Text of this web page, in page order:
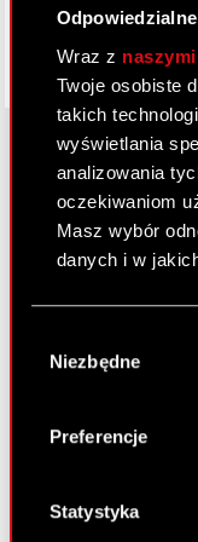
Wraz z
Twoje osobiste
takich
wyświetlania
analizowania
oczekiwaniom
Masz wybór
danych i w
lokalizacji
analizując
palca)
zgody
Niezbędne
Preferencje
Statystyka
O CD
Grupa
Nasz biznes
Inwestorzy
Media